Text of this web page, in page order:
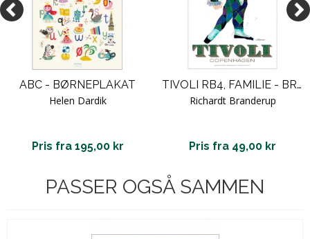
ABC - BØRNEPLAKAT
Helen Dardik
Pris fra 195,00 kr
TIVOLI RB4, FAMILIE - BRANDERUP
Richardt Branderup
Pris fra 49,00 kr
PASSER OGSÅ SAMMEN